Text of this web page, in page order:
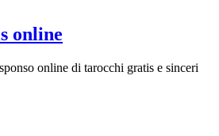
online
online di tarocchi gratis e sinceri